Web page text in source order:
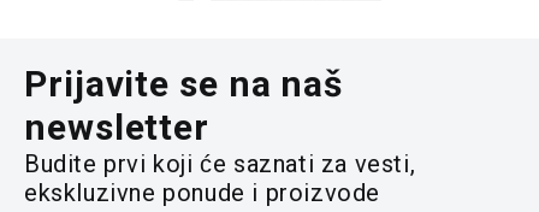
Prijavite se na naš
newsletter
Budite prvi koji će saznati za vesti,
ekskluzivne ponude i proizvode